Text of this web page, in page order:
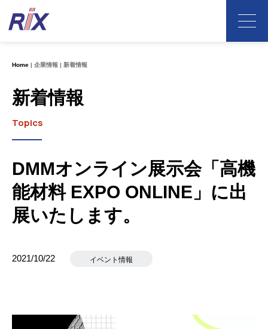
Home 企業情報 新着情報
新着情報
Topics
DMMオンライン展示会「高機
能材料 EXPO ONLINE」に出
展いたします。
2021/10/22 イベント情報